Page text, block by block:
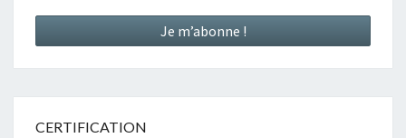
CERTIFICATION